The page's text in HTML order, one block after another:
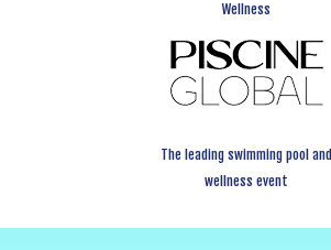
Wellness
The leading swimming pool and
wellness event